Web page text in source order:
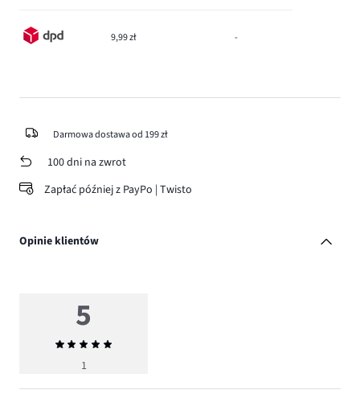
9,99 zł -
Darmowa dostawa od 199 zł
100 dni na zwrot
Zapłać później z PayPo | Twisto
Opinie klientów
5
Średnia
ocena
1